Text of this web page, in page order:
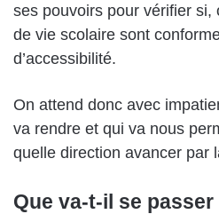
ses pouvoirs pour vérifier si,
de vie scolaire sont
d’accessibilité.
On attend donc avec
va rendre et qui va nous
quelle direction avancer par
Que va-t-il se